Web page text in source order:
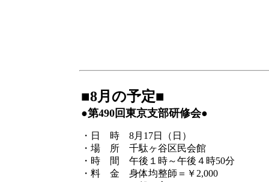
■8月の予定■
●第490回東京支部研修会●
・日 時 8月17日（日）
・場 所 千駄ヶ谷区民会館
・時 間 午後１時～午後４時50分
・料 金 身体均整師＝￥2,000